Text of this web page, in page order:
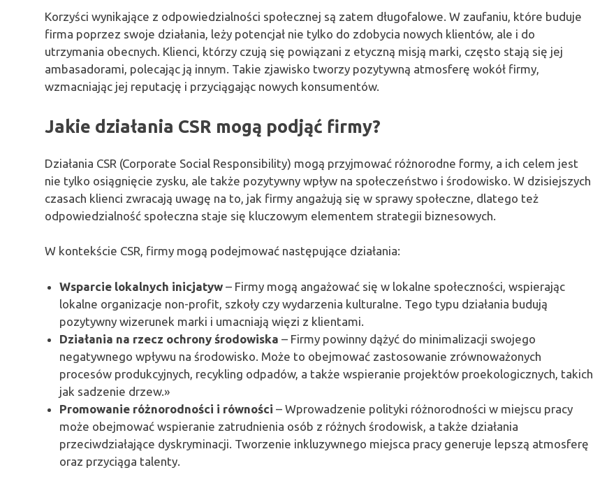
Korzyści wynikające z odpowiedzialności społecznej są zatem długofalowe. W zaufaniu, które buduje
firma poprzez swoje działania, leży potencjał nie tylko do zdobycia nowych klientów, ale i do
utrzymania obecnych. Klienci, którzy czują się powiązani z etyczną misją marki, często stają się jej
ambasadorami, polecając ją innym. Takie zjawisko tworzy pozytywną atmosferę wokół firmy,
wzmacniając jej reputację i przyciągając nowych konsumentów.
Jakie działania CSR mogą podjąć firmy?
Działania CSR (Corporate Social Responsibility) mogą przyjmować różnorodne formy, a ich celem jest
nie tylko osiągnięcie zysku, ale także pozytywny wpływ na społeczeństwo i środowisko. W dzisiejszych
czasach klienci zwracają uwagę na to, jak firmy angażują się w sprawy społeczne, dlatego też
odpowiedzialność społeczna staje się kluczowym elementem strategii biznesowych.
W kontekście CSR, firmy mogą podejmować następujące działania:
Wsparcie lokalnych inicjatyw – Firmy mogą angażować się w lokalne społeczności, wspierając
lokalne organizacje non-profit, szkoły czy wydarzenia kulturalne. Tego typu działania budują
pozytywny wizerunek marki i umacniają więzi z klientami.
Działania na rzecz ochrony środowiska – Firmy powinny dążyć do minimalizacji swojego
negatywnego wpływu na środowisko. Może to obejmować zastosowanie zrównoważonych
procesów produkcyjnych, recykling odpadów, a także wspieranie projektów proekologicznych, takich
jak sadzenie drzew.»
Promowanie różnorodności i równości – Wprowadzenie polityki różnorodności w miejscu pracy
może obejmować wspieranie zatrudnienia osób z różnych środowisk, a także działania
przeciwdziałające dyskryminacji. Tworzenie inkluzywnego miejsca pracy generuje lepszą atmosferę
oraz przyciąga talenty.